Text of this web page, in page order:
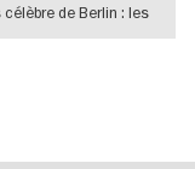
de Berlin : les